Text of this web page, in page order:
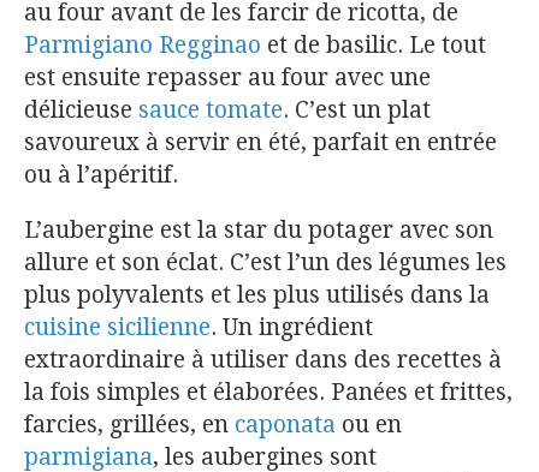
au four avant de les farcir de ricotta, de
Parmigiano Regginao et de basilic. Le tout
est ensuite repasser au four avec une
délicieuse sauce tomate. C’est un plat
savoureux à servir en été, parfait en entrée
ou à l’apéritif.
L’aubergine est la star du potager avec son
allure et son éclat. C’est l’un des légumes les
plus polyvalents et les plus utilisés dans la
cuisine sicilienne. Un ingrédient
extraordinaire à utiliser dans des recettes à
la fois simples et élaborées. Panées et frittes,
farcies, grillées, en caponata ou en
parmigiana, les aubergines sont